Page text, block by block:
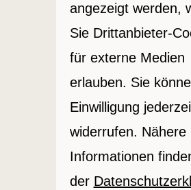
angezeigt werden,
Sie Drittanbieter-
für externe Medien
erlauben. Sie
Einwilligung
widerrufen. Nähere
Informationen
der